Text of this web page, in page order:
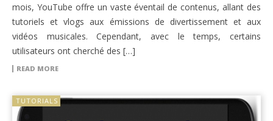
mois, YouTube offre un vaste éventail de contenus, allant des
tutoriels et vlogs aux émissions de divertissement et aux
vidéos musicales. Cependant, avec le temps, certains
utilisateurs ont cherché des […]
READ MORE
TUTORIALS